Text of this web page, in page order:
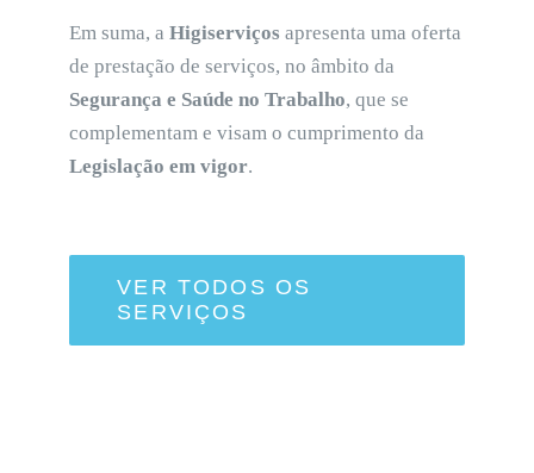
Em suma, aHigiserviços apresenta uma oferta
de prestação de serviços, no âmbito da
Segurança e Saúde no Trabalho, que se
complementam e visam o cumprimento da
Legislação em vigor.
VER TODOS OS
SERVIÇOS